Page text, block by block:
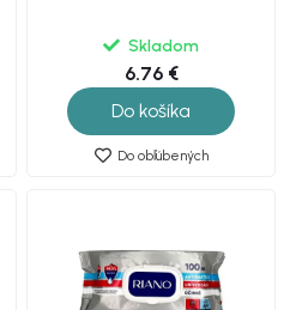
Skladom
6.76 €
Do košíka
Do obľúbených